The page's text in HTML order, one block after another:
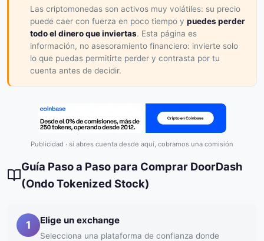
Las criptomonedas son activos muy volátiles: su precio
puede caer con fuerza en poco tiempo y puedes perder
todo el dinero que inviertas. Esta página es
información, no asesoramiento financiero: invierte solo
lo que puedas permitirte perder y contrasta por tu
cuenta antes de decidir.
Publicidad · si abres cuenta desde aquí, cobramos una comisión
Guía Paso a Paso para Comprar DoorDash
(Ondo Tokenized Stock)
1 Elige un exchange
Selecciona una plataforma de confianza donde